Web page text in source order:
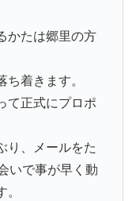
かたは郷里の方
着きます。
て正式にプロポ
り、メールをた
いで事が早く動